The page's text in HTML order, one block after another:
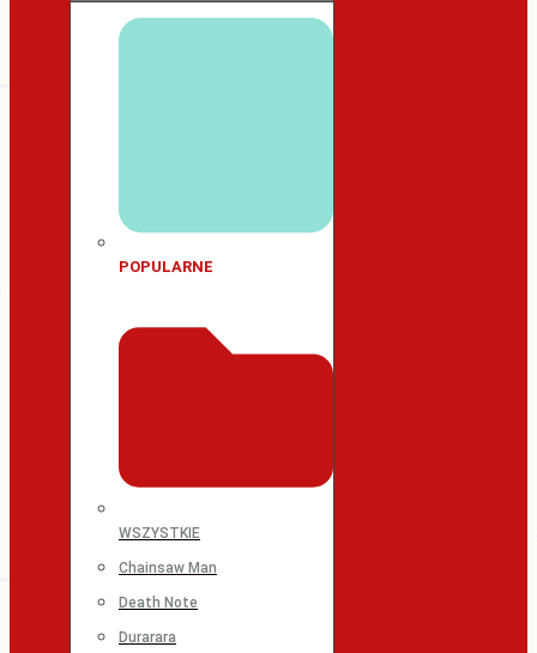
POPULARNE
WSZYSTKIE
Chainsaw Man
Death Note
Durarara